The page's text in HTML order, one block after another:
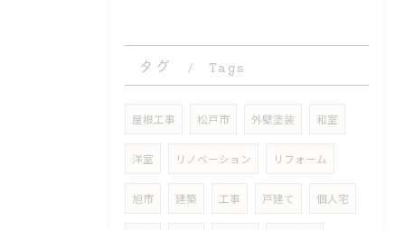
タグ Tags
屋根工事 松戸市 外壁塗装 和室
洋室 リノベーション リフォーム
旭市 建築 工事 戸建て 個人宅